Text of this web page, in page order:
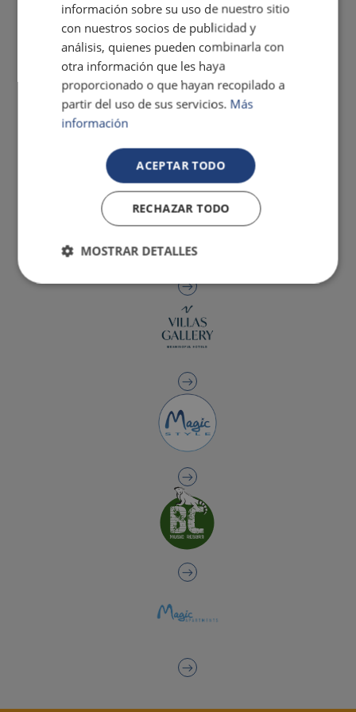
información sobre su uso de nuestro sitio
con nuestros socios de publicidad y
análisis, quienes pueden combinarla con
otra información que les haya
proporcionado o que hayan recopilado a
partir del uso de sus servicios. Más
información
ACEPTAR TODO
RECHAZAR TODO
MOSTRAR DETALLES